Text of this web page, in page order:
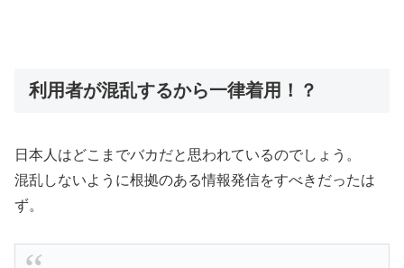
利用者が混乱するから一律着用！？
日本人はどこまでバカだと思われているのでしょう。
混乱しないように根拠のある情報発信をすべきだったは
ず。